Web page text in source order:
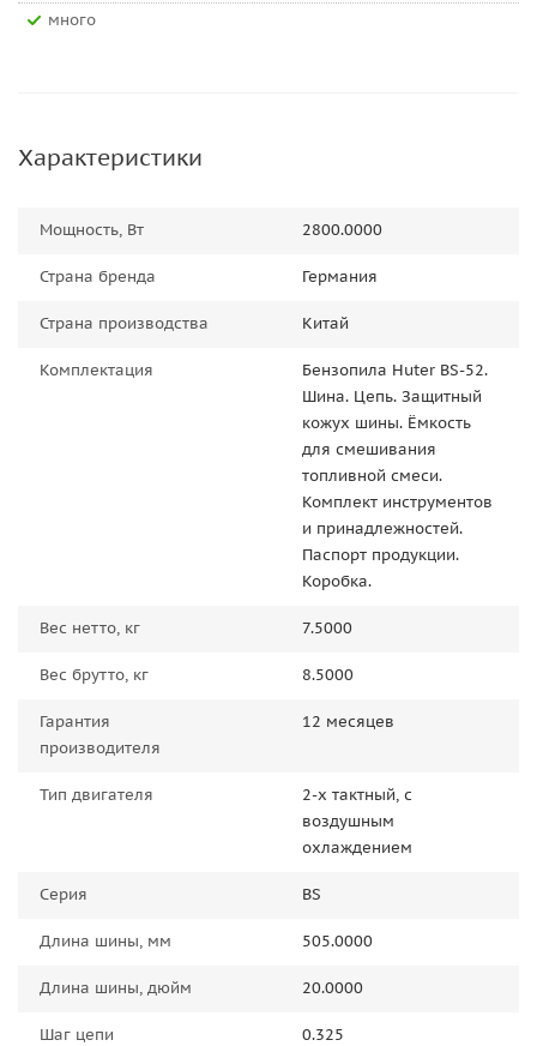
Много
Характеристики
Мощность, Вт 2800.0000
Страна бренда Германия
Страна производства Китай
Комплектация
Бензопила Huter BS-52.
Шина. Цепь. Защитный
кожух шины. Ёмкость
для смешивания
топливной смеси.
Комплект инструментов
и принадлежностей.
Паспорт продукции.
Коробка.
Вес нетто, кг 7.5000
Вес брутто, кг 8.5000
Гарантия
производителя
12 месяцев
Тип двигателя
2-х тактный, с
воздушным
охлаждением
Серия BS
Длина шины, мм 505.0000
Длина шины, дюйм 20.0000
Шаг цепи 0.325